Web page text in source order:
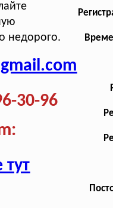
недорого.
30-96